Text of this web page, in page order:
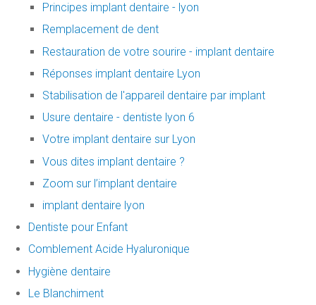
Principes implant dentaire - lyon
Remplacement de dent
Restauration de votre sourire - implant dentaire
Réponses implant dentaire Lyon
Stabilisation de l'appareil dentaire par implant
Usure dentaire - dentiste lyon 6
Votre implant dentaire sur Lyon
Vous dites implant dentaire ?
Zoom sur l’implant dentaire
implant dentaire lyon
Dentiste pour Enfant
Comblement Acide Hyaluronique
Hygiène dentaire
Le Blanchiment